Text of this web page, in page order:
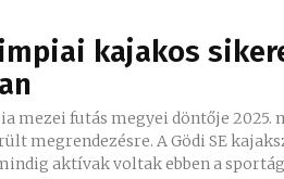
kajakos
mezei futás megyei döntője 2025.
megrendezésre. A Gödi SE
aktívak voltak ebben a